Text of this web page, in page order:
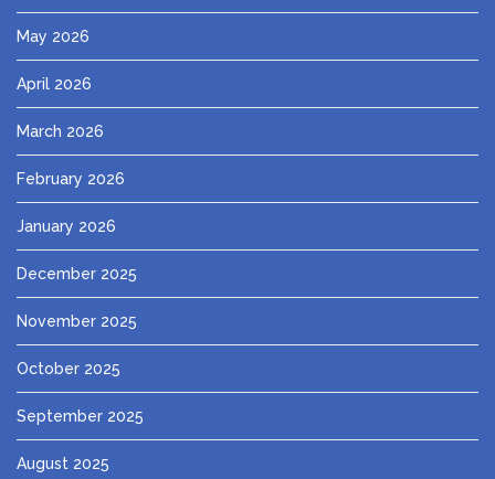
May 2026
April 2026
March 2026
February 2026
January 2026
December 2025
November 2025
October 2025
September 2025
August 2025